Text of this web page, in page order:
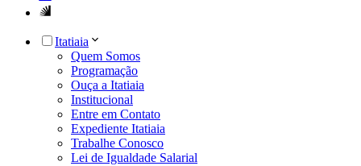
Itatiaia
Quem Somos
Programação
Ouça a Itatiaia
Institucional
Entre em Contato
Expediente Itatiaia
Trabalhe Conosco
Lei de Igualdade Salarial